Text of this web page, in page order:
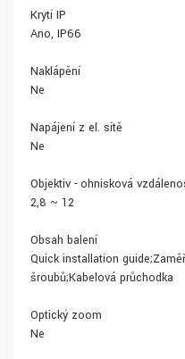
Krytí IP
Ano, IP66
Naklápění
Ne
Napájení z el. sítě
Ne
Objektiv - ohnisková
2,8 ~ 12
Obsah balení
Quick installation
šroubů;Kabelová průchodka
Optický zoom
Ne